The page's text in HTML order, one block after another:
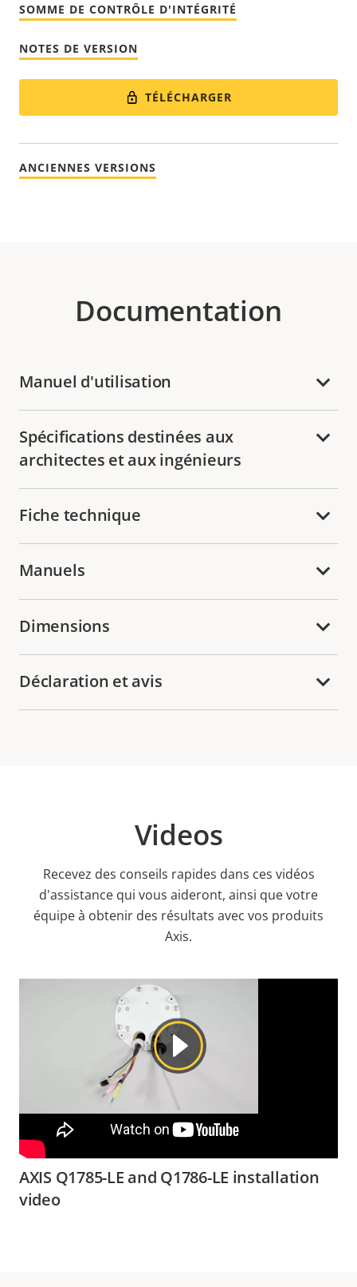
SOMME DE CONTRÔLE D'INTÉGRITÉ
NOTES DE VERSION
TÉLÉCHARGER
ANCIENNES VERSIONS
Documentation
Manuel d'utilisation
Spécifications destinées aux
architectes et aux ingénieurs
Fiche technique
Manuels
Dimensions
Déclaration et avis
Videos
Recevez des conseils rapides dans ces vidéos
d'assistance qui vous aideront, ainsi que votre
équipe à obtenir des résultats avec vos produits
Axis.
AXIS Q1785-LE and Q1786-LE installation
video